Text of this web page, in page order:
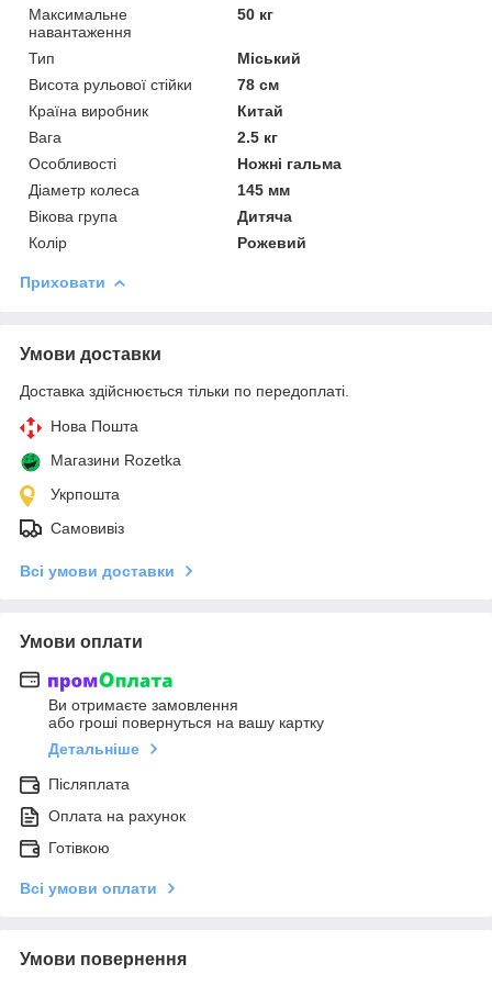
Максимальне
навантаження
50 кг
Тип
Міський
Висота рульової стійки
78 см
Країна виробник
Китай
Вага
2.5 кг
Особливості
Ножні гальма
Діаметр колеса
145 мм
Вікова група
Дитяча
Колір
Рожевий
Приховати
Умови доставки
Доставка здійснюється тільки по передоплаті.
Нова Пошта
Магазини Rozetka
Укрпошта
Самовивіз
Всі умови доставки
Умови оплати
Ви отримаєте замовлення
або гроші повернуться на вашу картку
Детальніше
Післяплата
Оплата на рахунок
Готівкою
Всі умови оплати
Умови повернення